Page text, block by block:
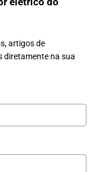
artigos de
diretamente na sua